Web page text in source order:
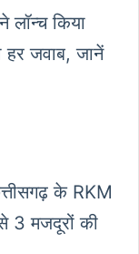
किया
जवाब, जानें
के RKM
से 3 मजदूरों की